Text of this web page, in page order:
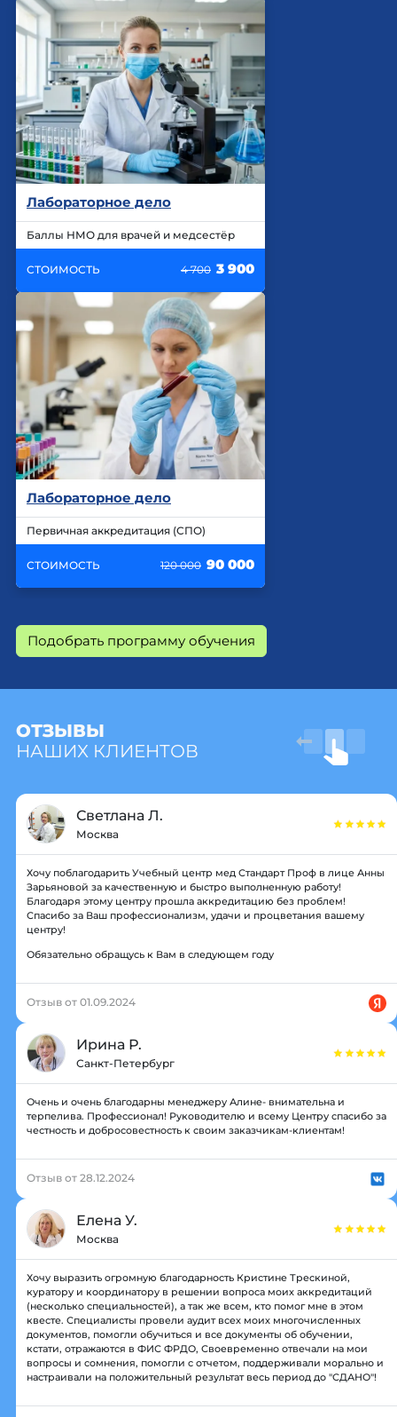
Лабораторное дело
Баллы НМО для врачей и медсестёр
СТОИМОСТЬ 4 700 3 900
Лабораторное дело
Первичная аккредитация (СПО)
СТОИМОСТЬ 120 000 90 000
Подобрать программу обучения
ОТЗЫВЫ
НАШИХ КЛИЕНТОВ
Светлана Л.
Москва
Хочу поблагодарить Учебный центр мед Стандарт Проф в лице Анны
Зарьяновой за качественную и быстро выполненную работу!
Благодаря этому центру прошла аккредитацию без проблем!
Спасибо за Ваш профессионализм, удачи и процветания вашему
центру!
Обязательно обращусь к Вам в следующем году
Отзыв от 01.09.2024
Ирина Р.
Санкт-Петербург
Очень и очень благодарны менеджеру Алине- внимательна и
терпелива. Профессионал! Руководителю и всему Центру спасибо за
честность и добросовестность к своим заказчикам-клиентам!
Отзыв от 28.12.2024
Елена У.
Москва
Хочу выразить огромную благодарность Кристине Трескиной,
куратору и координатору в решении вопроса моих аккредитаций
(несколько специальностей), а так же всем, кто помог мне в этом
квесте. Специалисты провели аудит всех моих многочисленных
документов, помогли обучиться и все документы об обучении,
кстати, отражаются в ФИС ФРДО, Своевременно отвечали на мои
вопросы и сомнения, помогли с отчетом, поддерживали морально и
настраивали на положительный результат весь период до "СДАНО"!